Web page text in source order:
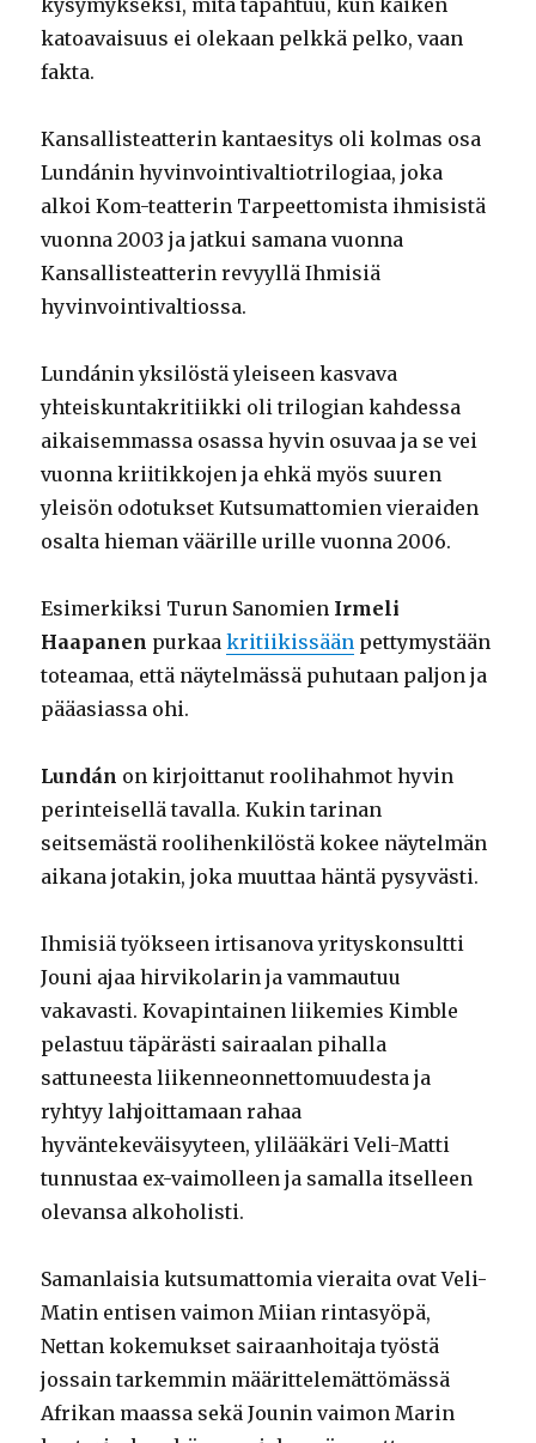
katoavaisuus ei olekaan pelkkä pelko, vaan
fakta.
Kansallisteatterin kantaesitys oli kolmas osa
Lundánin hyvinvointivaltiotrilogiaa, joka
alkoi Kom-teatterin Tarpeettomista ihmisistä
vuonna 2003 ja jatkui samana vuonna
Kansallisteatterin revyyllä Ihmisiä
hyvinvointivaltiossa.
Lundánin yksilöstä yleiseen kasvava
yhteiskuntakritiikki oli trilogian kahdessa
aikaisemmassa osassa hyvin osuvaa ja se vei
vuonna kriitikkojen ja ehkä myös suuren
yleisön odotukset Kutsumattomien vieraiden
osalta hieman väärille urille vuonna 2006.
Esimerkiksi Turun Sanomien Irmeli
Haapanen purkaakritiikissään pettymystään
toteamaa, että näytelmässä puhutaan paljon ja
pääasiassa ohi.
Lundán on kirjoittanut roolihahmot hyvin
perinteisellä tavalla. Kukin tarinan
seitsemästä roolihenkilöstä kokee näytelmän
aikana jotakin, joka muuttaa häntä pysyvästi.
Ihmisiä työkseen irtisanova yrityskonsultti
Jouni ajaa hirvikolarin ja vammautuu
vakavasti. Kovapintainen liikemies Kimble
pelastuu täpärästi sairaalan pihalla
sattuneesta liikenneonnettomuudesta ja
ryhtyy lahjoittamaan rahaa
hyväntekeväisyyteen, ylilääkäri Veli-Matti
tunnustaa ex-vaimolleen ja samalla itselleen
olevansa alkoholisti.
Samanlaisia kutsumattomia vieraita ovat Veli-
Matin entisen vaimon Miian rintasyöpä,
Nettan kokemukset sairaanhoitaja työstä
jossain tarkemmin määrittelemättömässä
Afrikan maassa sekä Jounin vaimon Marin